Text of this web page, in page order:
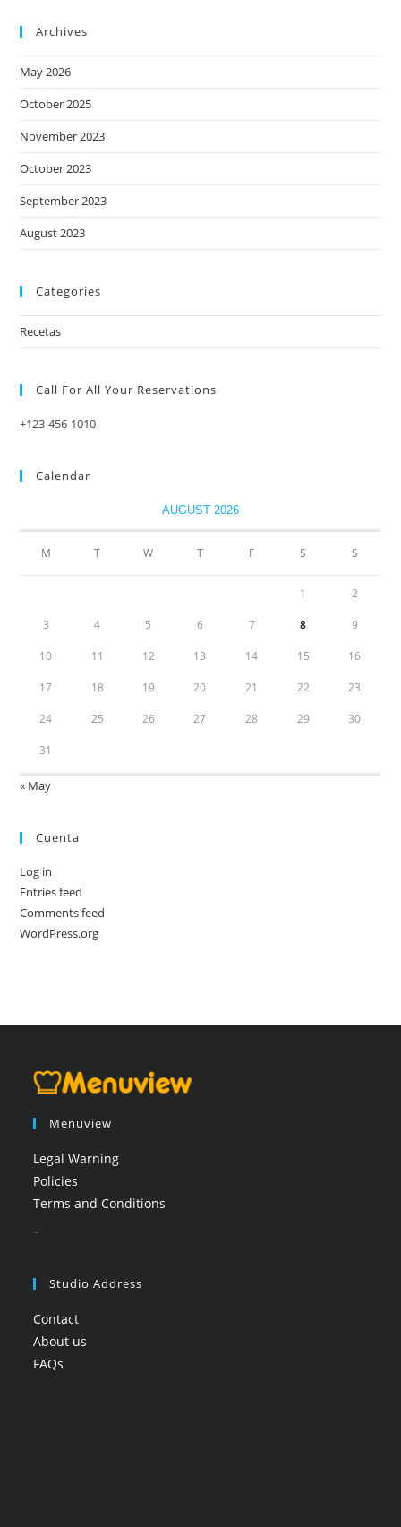
Archives
May 2026
October 2025
November 2023
October 2023
September 2023
August 2023
Categories
Recetas
Call For All Your​ Reservations
+123-456-1010
Calendar
AUGUST 2026
M T W T F S S
1 2
3 4 5 6 7 8 9
10 11 12 13 14 15 16
17 18 19 20 21 22 23
24 25 26 27 28 29 30
31
« May
Cuenta
Log in
Entries feed
Comments feed
WordPress.org
Menuview
Legal Warning
Policies
Terms and Conditions
Studio Address
Contact
About us
FAQs